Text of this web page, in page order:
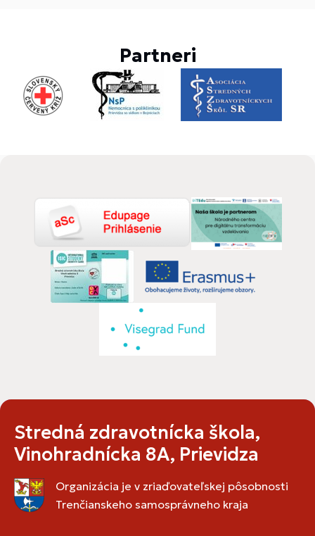
Partneri
Stredná zdravotnícka škola,
Vinohradnícka 8A, Prievidza
Organizácia je v zriaďovateľskej pôsobnosti
Trenčianskeho samosprávneho kraja